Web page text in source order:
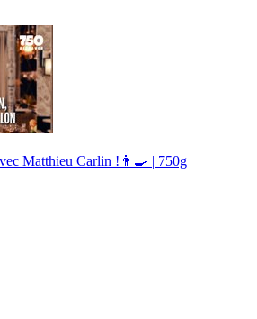
Matthieu Carlin !👨‍🍳 | 750g